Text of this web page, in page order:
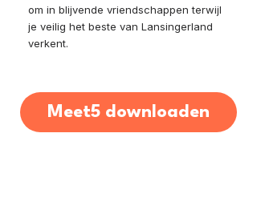
om in blijvende vriendschappen terwijl
je veilig het beste van Lansingerland
verkent.
Meet5 downloaden